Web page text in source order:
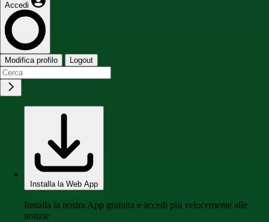
Accedi
Modifica profilo Logout
Installa la Web App
Installa la nostra App gratuita e accedi più velocemente alle
notizie